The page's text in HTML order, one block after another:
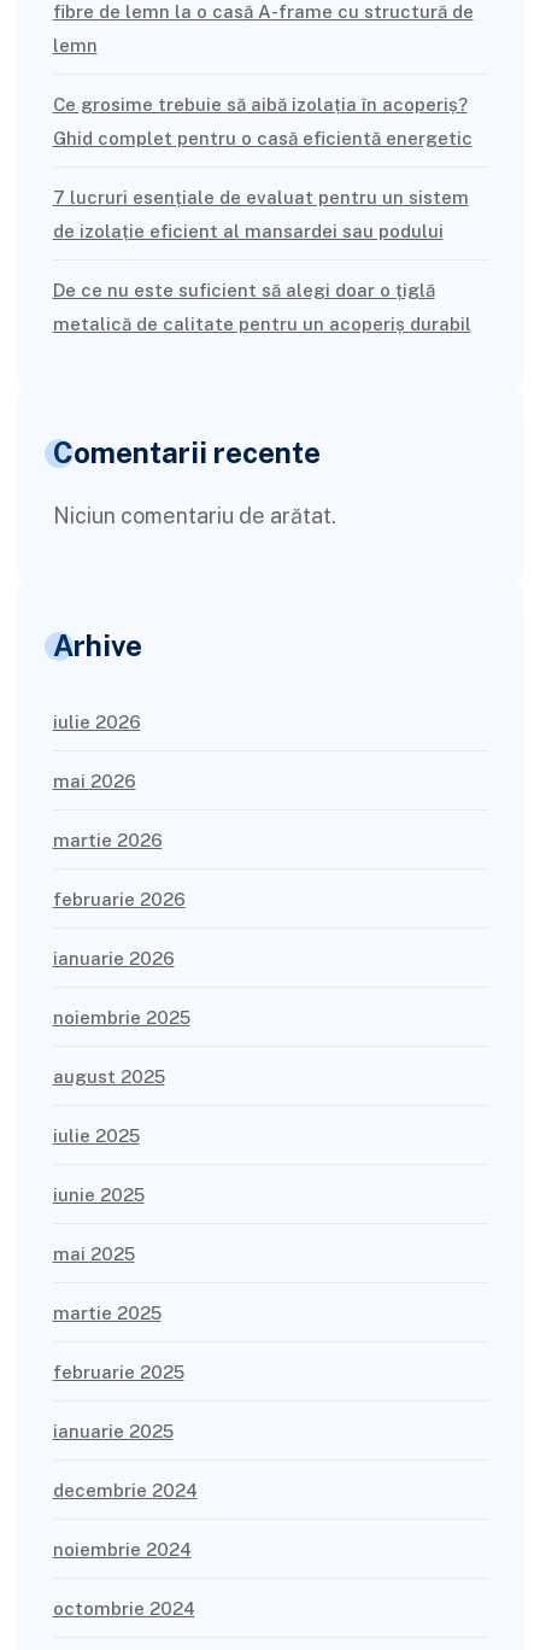
fibre de lemn la o casă A-frame cu structură de
lemn
Ce grosime trebuie să aibă izolația în acoperiș?
Ghid complet pentru o casă eficientă energetic
7 lucruri esențiale de evaluat pentru un sistem
de izolație eficient al mansardei sau podului
De ce nu este suficient să alegi doar o țiglă
metalică de calitate pentru un acoperiș durabil
Comentarii recente
Niciun comentariu de arătat.
Arhive
iulie 2026
mai 2026
martie 2026
februarie 2026
ianuarie 2026
noiembrie 2025
august 2025
iulie 2025
iunie 2025
mai 2025
martie 2025
februarie 2025
ianuarie 2025
decembrie 2024
noiembrie 2024
octombrie 2024